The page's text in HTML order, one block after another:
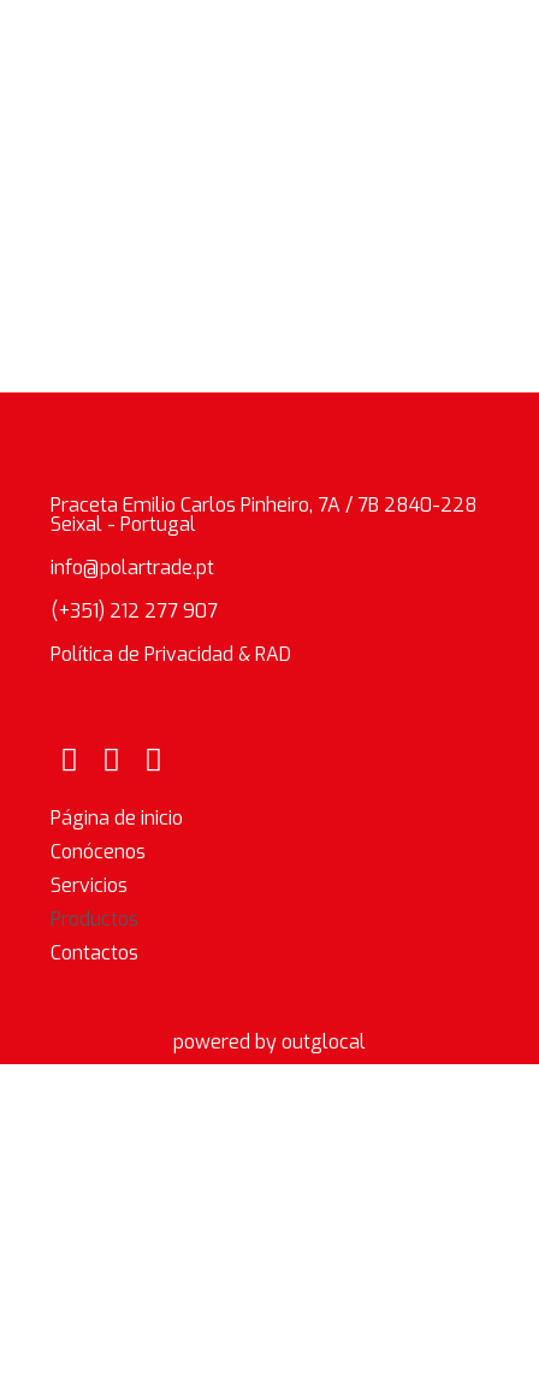
Praceta Emilio Carlos Pinheiro, 7A / 7B 2840-228
Seixal - Portugal
info@polartrade.pt
(+351) 212 277 907
Política de Privacidad & RAD
Página de inicio
Conócenos
Servicios
Productos
Contactos
powered by outglocal